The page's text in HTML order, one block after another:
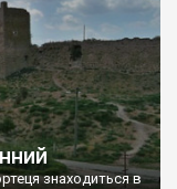
знаходиться в